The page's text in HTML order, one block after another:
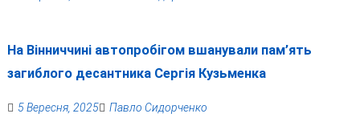
На Вінниччині автопробігом вшанували пам’ять
загиблого десантника Сергія Кузьменка
5 Вересня, 2025 Павло Сидорченко